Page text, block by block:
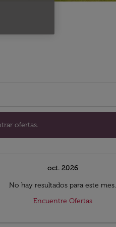
ofertas.
para encontrar ofertas.
oct. 2026
No hay resultados para este mes.
Encuentre Ofertas